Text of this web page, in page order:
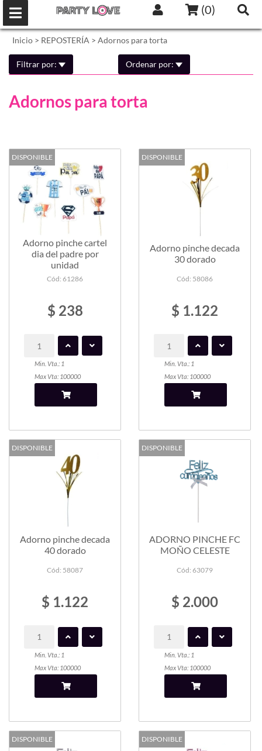
(0)
Inicio > REPOSTERÍA > Adornos para torta
Filtrar por: Ordenar por:
Adornos para torta
DISPONIBLE
Adorno pinche cartel
dia del padre por
unidad
Cód: 61286
$ 238
Min. Vta.: 1
Max Vta: 100000
DISPONIBLE
Adorno pinche decada
30 dorado
Cód: 58086
$ 1.122
Min. Vta.: 1
Max Vta: 100000
DISPONIBLE
Adorno pinche decada
40 dorado
Cód: 58087
$ 1.122
Min. Vta.: 1
Max Vta: 100000
DISPONIBLE
ADORNO PINCHE FC
MOÑO CELESTE
Cód: 63079
$ 2.000
Min. Vta.: 1
Max Vta: 100000
DISPONIBLE DISPONIBLE